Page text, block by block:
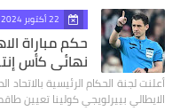
22 أكتوبر 2024
حكم مباراة
نهائى كأس
أعلنت لجنة الحكام الرئيسية بالاتحاد
الايطالي بييرلويجي كولينا تعيين